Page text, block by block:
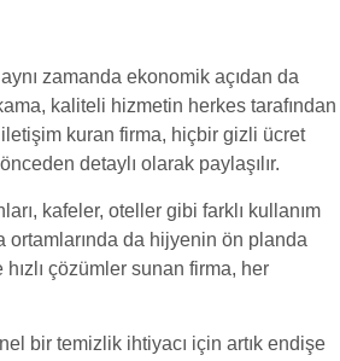
zamanda ekonomik açıdan da
kaliteli hizmetin herkes tarafından
kuran firma, hiçbir gizli ücret
detaylı olarak paylaşılır.
kafeler, oteller gibi farklı kullanım
ortamlarında da hijyenin ön planda
çözümler sunan firma, her
bir temizlik ihtiyacı için artık endişe